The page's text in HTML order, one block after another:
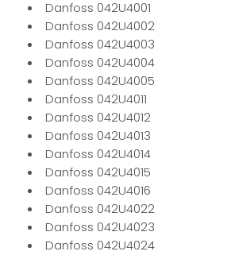
Danfoss 042U4001
Danfoss 042U4002
Danfoss 042U4003
Danfoss 042U4004
Danfoss 042U4005
Danfoss 042U4011
Danfoss 042U4012
Danfoss 042U4013
Danfoss 042U4014
Danfoss 042U4015
Danfoss 042U4016
Danfoss 042U4022
Danfoss 042U4023
Danfoss 042U4024